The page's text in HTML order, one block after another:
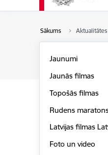
Sākums Aktualitātes
Jaunumi
Jaunās filmas
Topošās filmas
Rudens
Latvijas filmas
Foto un video